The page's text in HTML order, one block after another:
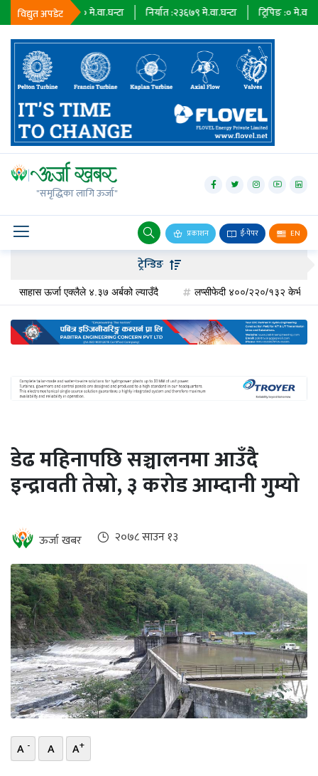
विद्युत अपडेट
आयात :०मे.वा.घन्टा निर्यात : २३६७९मे.वा.घन्टा ट्रिपिङ : मे.वा.घन्टा
"समृद्धिका लागि ऊर्जा"
प्रकाशन ई-पेपर EN
जलविद्युत्
सोलार
वायु
बायोग्यास
पेट्रोलियम
अन्तर्राष्ट्रिय
ऊर्जा
दक्षता
खबर
हरित
इभी
सम्पादकीय
बैंक
पर्यटन
भिडियो
छापा
खोज
प्रोफाइल
ट्रेन्डिङ
ऊर्जा एक्लैले ४.३७ अर्बको ल्याउँदै लप्सीफेदी ४००/२२०/१३२ केभी सबस्टेसन
डेढ महिनापछि सञ्चालनमा आउँदै
इन्द्रावती तेस्रो, ३ करोड आम्दानी गुम्यो
ऊर्जा खबर २०७८ साउन १३
A - A A+